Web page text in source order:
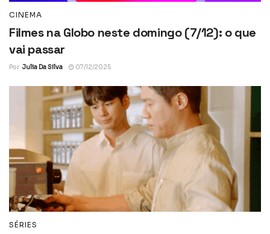
CINEMA
Filmes na Globo neste domingo (7/12): o que
vai passar
Por Julia Da Silva 07/12/2025
SÉRIES